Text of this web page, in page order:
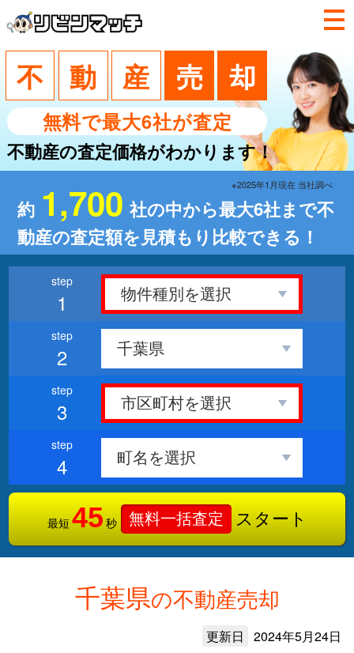
不 動 産 売 却
無料で最大6社が査定
不動産の査定価格がわかります！
約 1,700 社の中から最大6社まで不
動産の査定額を見積もり比較できる！
※2025年1月現在 当社調べ
1
2
3
4
最短 45 秒 無料一括査定 スタート
千葉県の不動産売却
更新日 2024年5月24日